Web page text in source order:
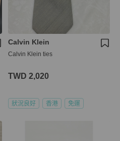
Calvin Klein
Calvin Klein ties
TWD 2,020
狀況良好 香港 免運